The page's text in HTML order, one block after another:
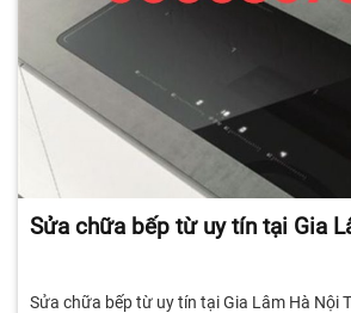
Sửa chữa bếp từ uy tín tại Gia
Sửa chữa bếp từ uy tín tại Gia Lâm Hà Nội